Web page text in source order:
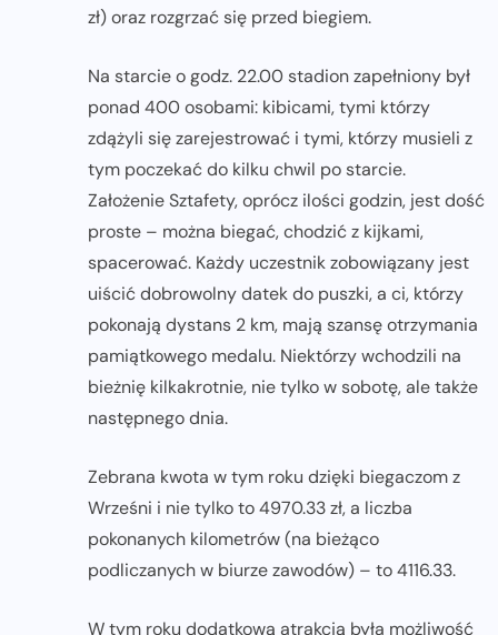
zł) oraz rozgrzać się przed biegiem.
Na starcie o godz. 22.00 stadion zapełniony był
ponad 400 osobami: kibicami, tymi którzy
zdążyli się zarejestrować i tymi, którzy musieli z
tym poczekać do kilku chwil po starcie.
Założenie Sztafety, oprócz ilości godzin, jest dość
proste – można biegać, chodzić z kijkami,
spacerować. Każdy uczestnik zobowiązany jest
uiścić dobrowolny datek do puszki, a ci, którzy
pokonają dystans 2 km, mają szansę otrzymania
pamiątkowego medalu. Niektórzy wchodzili na
bieżnię kilkakrotnie, nie tylko w sobotę, ale także
następnego dnia.
Zebrana kwota w tym roku dzięki biegaczom z
Wrześni i nie tylko to 4970.33 zł, a liczba
pokonanych kilometrów (na bieżąco
podliczanych w biurze zawodów) – to 4116.33.
W tym roku dodatkową atrakcją była możliwość